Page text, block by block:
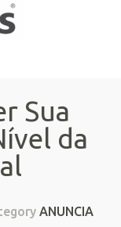
Sua
da
ANUNCIA